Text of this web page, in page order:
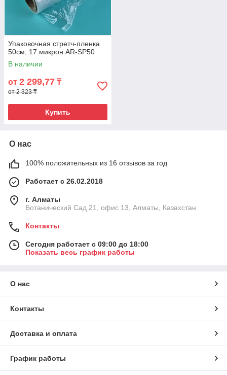
Упаковочная стретч-пленка
50см, 17 микрон AR-SP50
В наличии
от 2 299,77 ₸
от 2 323 ₸
Купить
О нас
100% положительных из 16 отзывов за год
Работает с 26.02.2018
г. Алматы
Ботанический Сад 21, офис 13, Алматы, Казахстан
Контакты
Сегодня работает с 09:00 до 18:00
Показать весь график работы
О нас
Контакты
Доставка и оплата
График работы